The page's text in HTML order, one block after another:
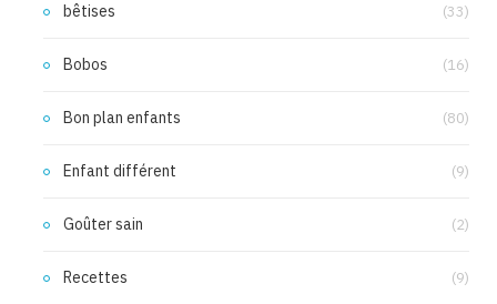
bêtises (33)
Bobos (16)
Bon plan enfants (80)
Enfant différent (9)
Goûter sain (2)
Recettes (9)